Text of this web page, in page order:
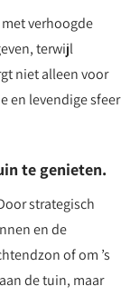
verhoogde
terwijl
niet alleen voor
en levendige sfeer
te genieten.
strategisch
en de
of om ’s
de tuin, maar